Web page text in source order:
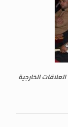
الخارجية